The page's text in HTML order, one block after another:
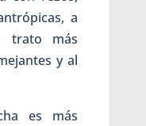
a
trato más
y al
es más